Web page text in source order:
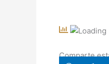
Comparte